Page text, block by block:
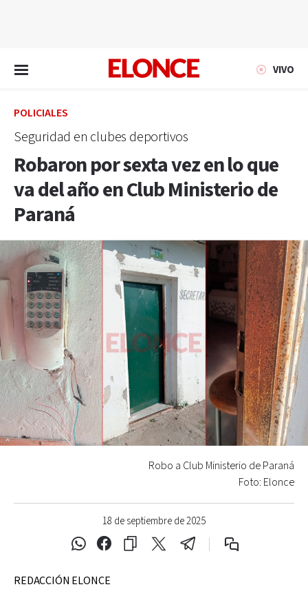
VIVO
POLICIALES
Seguridad en clubes deportivos
Robaron por sexta vez en lo que
va del año en Club Ministerio de
Paraná
18 de septiembre de 2025
Robo a Club Ministerio de Paraná
Foto: Elonce
REDACCIÓN ELONCE